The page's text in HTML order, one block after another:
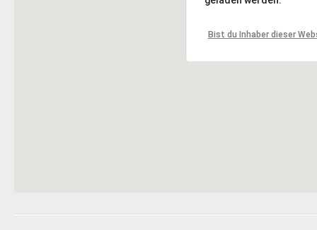
Bist du Inhaber dieser